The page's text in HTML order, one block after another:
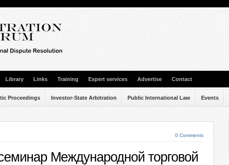
Library Links Training Expert services Advertise Contact
Proceedings Investor-State Arbitration Public International Law Events
0 Comments
Международной торговой